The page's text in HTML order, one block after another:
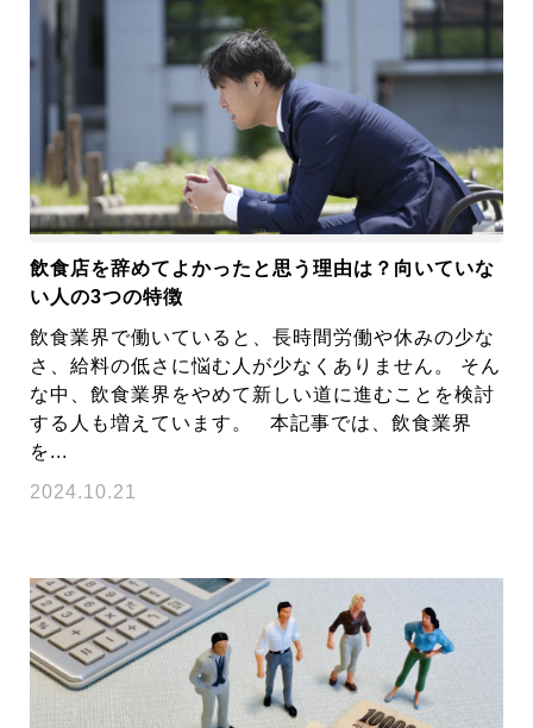
飲食店を辞めてよかったと思う理由は？向いていな
い人の3つの特徴
飲食業界で働いていると、長時間労働や休みの少な
さ、給料の低さに悩む人が少なくありません。 そん
な中、飲食業界をやめて新しい道に進むことを検討
する人も増えています。 本記事では、飲食業界
を...
2024.10.21